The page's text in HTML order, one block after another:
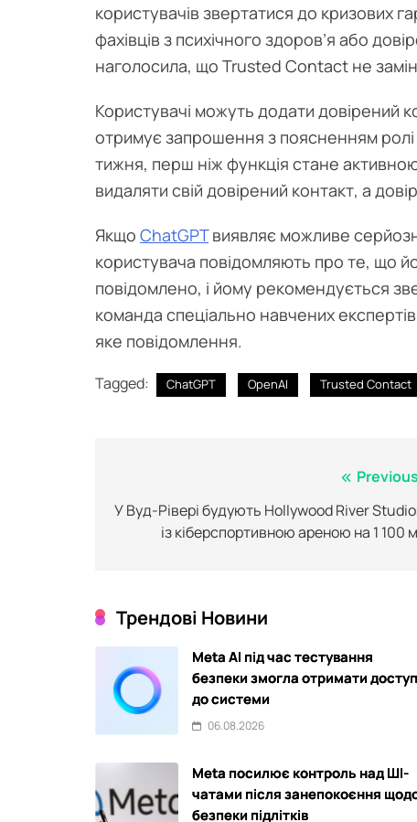
користувачів звертатися до кризових
фахівців з психічного здоров’я або
наголосила, що Trusted Contact не
Користувачі можуть додати довірений
отримує запрошення з поясненням
тижня, перш ніж функція стане
видаляти свій довірений контакт, а
Якщо ChatGPTвиявляє можливе
користувача повідомляють про те, що
повідомлено, і йому рекомендується
команда спеціально навчених
яке повідомлення.
Tagged: ChatGPT OpenAI Trusted Contact
navigation
У Вуд-Рівері будують Hollywood River
із кіберспортивною ареною на 1 100
Трендові Новини
Meta AI під час тестування
безпеки змогла отримати доступ
до системи
06.08.2026
Meta посилює контроль над ШІ-
чатами після занепокоєння
безпеки підлітків